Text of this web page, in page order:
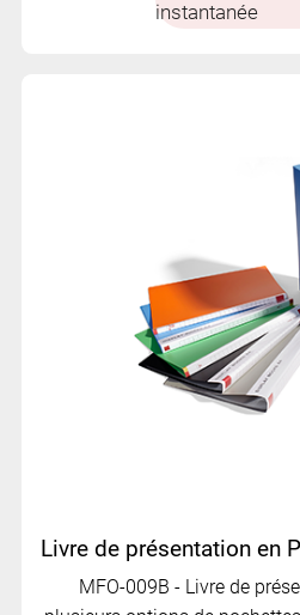
instantanée
MFO-009B - Livre de